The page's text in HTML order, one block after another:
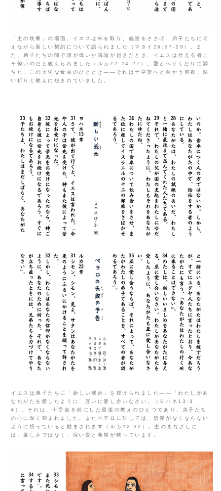
「主の晩餐」の場面。イエスは杯を取り、感謝をささげ、弟子たちに与
えながら新しい契約について語られました（マタイ26:27-29）。ま
た、弟子たちの間で誰が偉いか議論が起きたとき、イエスは仕える者こ
そ偉いのだと教えられました（ルカ22:24-27）。愛とへりくだりに満
ちた、この大切な食卓のひととき――それは十字架へと向かう前夜、深
い祈りと教えに包まれていました。
イエスは弟子たちに「新しい戒め」を授けられました――「わたしがあ
なたがたを愛したように、互いに愛し合いなさい」（ヨハネ13:3
4）。それは、十字架を前にした最後の教えのひとつであり、弟子たち
の心に深く刻まれました。またペテロに対しては、信仰がなくならない
ように祈っていると励まされます（ルカ22:32）。主のまなざしに
は、厳しさではなく、深い愛と希望が映っています。